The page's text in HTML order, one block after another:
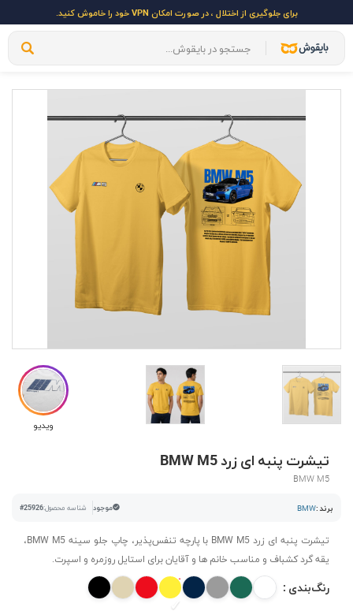
برای جلوگیری از اختلال ، در صورت امکان VPN خود را خاموش کنید.
ویدیو
تیشرت پنبه ای زرد BMW M5
BMW M5
برند :BMW موجود شناسه محصول:#25926
تیشرت پنبه ای زرد BMW M5 با پارچه تنفس‌پذیر، چاپ جلو سینه BMW M5،
یقه گرد کشباف و مناسب خانم ها و آقایان برای استایل روزمره و اسپرت.
رنگ‌بندی :